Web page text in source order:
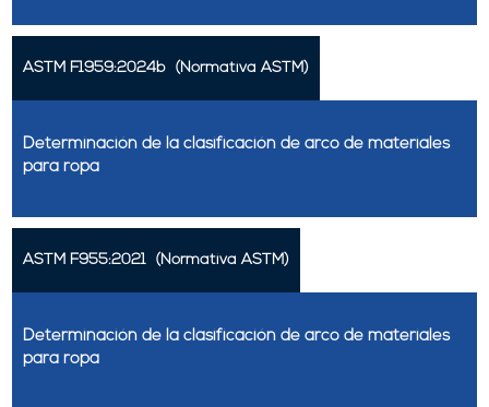
ASTM F1959:2024b (Normativa ASTM)
Determinación de la clasificación de arco de materiales
para ropa
ASTM F955:2021 (Normativa ASTM)
Determinación de la clasificación de arco de materiales
para ropa